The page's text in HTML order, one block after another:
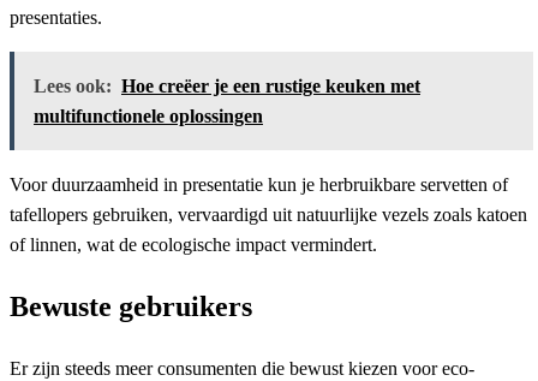
presentaties.
Lees ook: Hoe creëer je een rustige keuken met
multifunctionele oplossingen
Voor duurzaamheid in presentatie kun je herbruikbare servetten of
tafellopers gebruiken, vervaardigd uit natuurlijke vezels zoals katoen
of linnen, wat de ecologische impact vermindert.
Bewuste gebruikers
Er zijn steeds meer consumenten die bewust kiezen voor eco-